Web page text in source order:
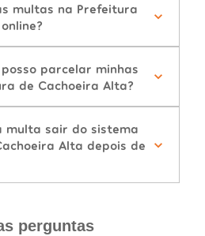
multas na Prefeitura
parcelar minhas
de Cachoeira Alta?
multa sair do sistema
Alta depois de
perguntas